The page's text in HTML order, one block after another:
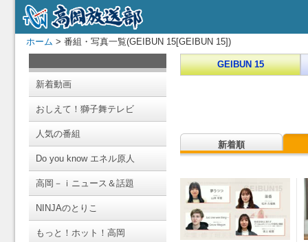
ホーム > 番組・写真一覧(GEIBUN 15[GEIBUN 15])
新着動画
おしえて！獅子舞テレビ
人気の番組
Do you know エネル原人
高岡－ｉニュース＆話題
NINJAのとりこ
もっと！ホット！高岡
GEIBUN 15
新着順